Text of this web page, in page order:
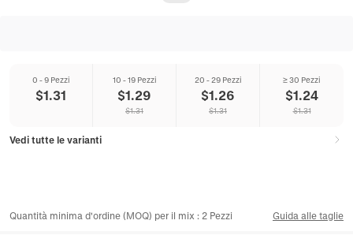
0 - 9 Pezzi
$1.31
10 - 19 Pezzi
$1.29
$1.31
20 - 29 Pezzi
$1.26
$1.31
≥ 30 Pezzi
$1.24
$1.31
Vedi tutte le varianti
Quantità minima d'ordine (MOQ) per il mix : 2 Pezzi Guida alle taglie